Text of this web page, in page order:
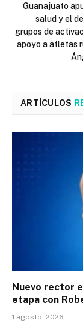
Guanajuato
salud y el
grupos de
apoyo a atletas
ARTÍCULOS
Nuevo rector
etapa con
1 agosto, 2026